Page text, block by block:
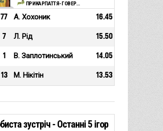
ПРИКАРПАТТЯ-ГОВЕРЛА-КФВ (Івано-Франківськ)
77 А. Хохоник 16.45
7 Л. Рід 15.50
1 В. Заплотинський 14.05
13 М. Нікітін 13.53
зустріч - Останні 5 ігор